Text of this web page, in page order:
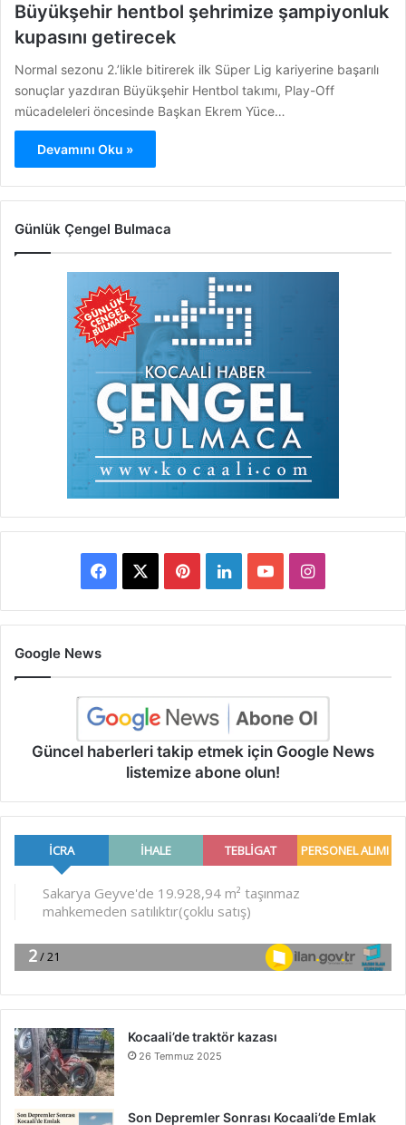
Büyükşehir hentbol şehrimize şampiyonluk
kupasını getirecek
Normal sezonu 2.’likle bitirerek ilk Süper Lig kariyerine başarılı
sonuçlar yazdıran Büyükşehir Hentbol takımı, Play-Off
mücadeleleri öncesinde Başkan Ekrem Yüce…
Devamını Oku »
Günlük Çengel Bulmaca
Facebook PinterestLinkedInYouTubeInstagram
Google News
Güncel haberleri takip etmek için Google News
listemize abone olun!
Kocaali’de traktör kazası
26 Temmuz 2025
Son Depremler Sonrası Kocaali’de Emlak